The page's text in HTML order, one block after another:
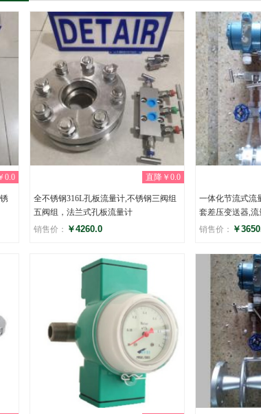
0.0 直降￥0.0
全不锈钢316L孔板流量计,不锈钢三阀组
五阀组，法兰式孔板流量计
销售价： ￥4260.0
(0)
一体化节流式流
套差压变送器,流
销售价： ￥
评分
(0)